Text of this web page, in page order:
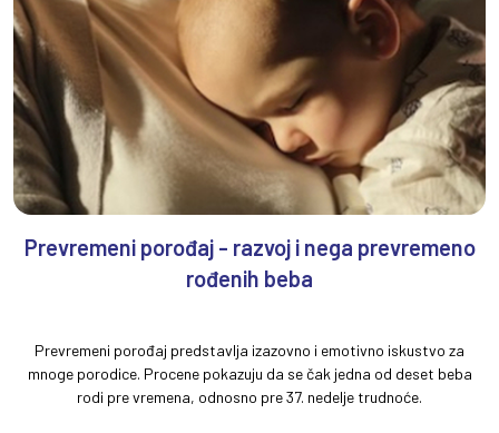
Prevremeni porođaj - razvoj i nega prevremeno
rođenih beba
Prevremeni porođaj predstavlja izazovno i emotivno iskustvo za
mnoge porodice. Procene pokazuju da se čak jedna od deset beba
rodi pre vremena, odnosno pre 37. nedelje trudnoće.